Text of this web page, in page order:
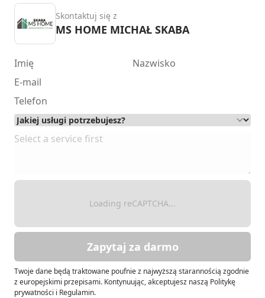
Skontaktuj się z
MS HOME MICHAŁ SKABA
Loading reCAPTCHA...
Zapytaj za darmo
Twoje dane będą traktowane poufnie z najwyższą starannością zgodnie
z europejskimi przepisami. Kontynuując, akceptujesz naszą Politykę
prywatności i Regulamin.